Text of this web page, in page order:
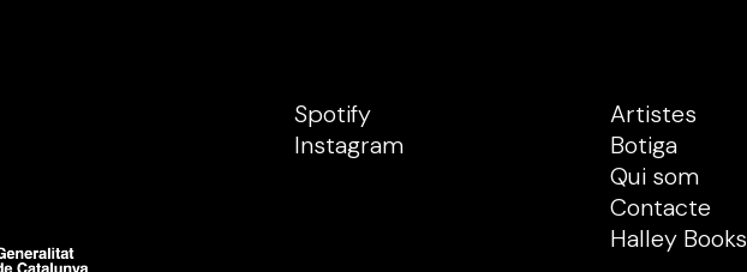
Spotify
Instagram
Artistes
Botiga
Qui som
Contacte
Halley Books